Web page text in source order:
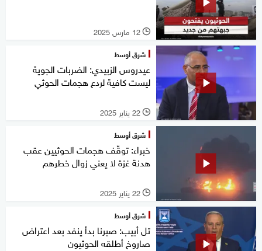
l 12 مارس 2025
شرق أوسط
عيدروس الزبيدي: الضربات الجوية
ليست كافية لردع هجمات الحوثي
l 22 يناير 2025
شرق أوسط
خبراء: توقّف هجمات الحوثيين عقب
هدنة غزة لا يعني زوال خطرهم
l 22 يناير 2025
شرق أوسط
تل أبيب: صبرنا بدأ ينفد بعد اعتراض
صاروخ أطلقه الحوثيون